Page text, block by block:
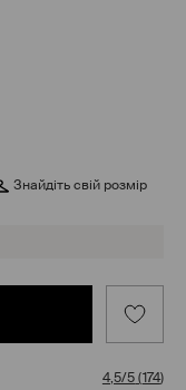
Знайдіть свій розмір
4,5/5(174)